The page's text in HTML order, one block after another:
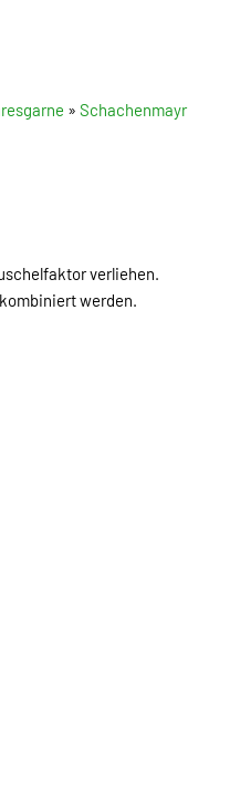
» Schachenmayr
verliehen.
werden.